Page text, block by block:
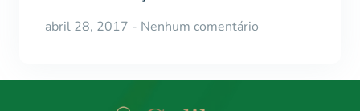
abril 28, 2017 Nenhum comentário